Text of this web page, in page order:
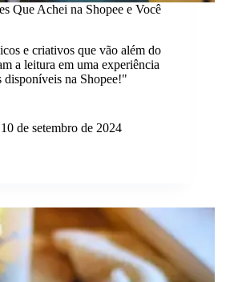
Que Achei na Shopee e Você
e criativos que vão além do
a leitura em uma experiência
disponíveis na Shopee!"
10 de setembro de 2024